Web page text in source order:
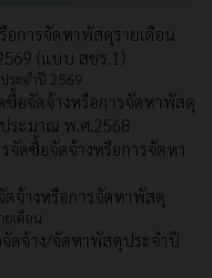
การจัดหาพัสดุรายเดือน
(แบบ สขร.1)
ระจำปี 2569
ซื้อจัดจ้างหรือการจัดหาพัสดุ
ระมาณ พ.ศ.2568
จัดซื้อจัดจ้างหรือการจัดหา
จ้างหรือการจัดหาพัสดุ
ยเดือน
ดจ้าง/จัดหาพัสดุประจำปี